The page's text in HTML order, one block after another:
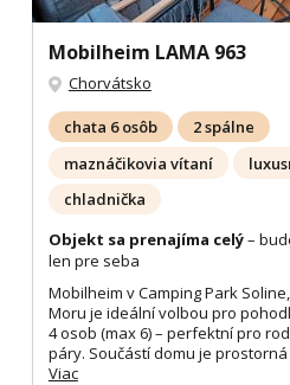
Mobilheim LAMA 963
Chorvátsko
chata 6 osôb
2 spálne
maznáčikovia vítaní
chladnička
Objekt sa prenajíma celý–
len pre seba
Mobilheim v Camping Park
Moru je ideální volbou pro
4 osob (max 6) – perfektní pro
páry. Součástí domu je prostorná
Viac